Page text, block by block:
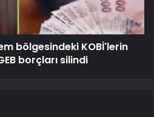
bölgesindeki KOBİ'lerin
borçları silindi